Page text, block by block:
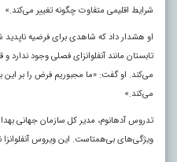
شرایط اقلیمی متفاوت چگونه تغییر می‌کند.»
او هشدار داد که شاهدی برای فرضیه
تابستان مانند آنفلوانزای فصلی وجود
می‌کند. او گفت: «ما مجبوریم فرض را بر این
می‌کند.»
تدروس آدهانوم، مدیر کل سازمان جهانی
ویژگی‌های بی‌همتاست. این ویروس